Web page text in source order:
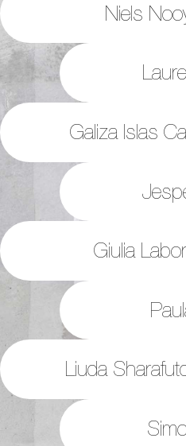
Niels
Galiza Islas
Giulia
Liuda